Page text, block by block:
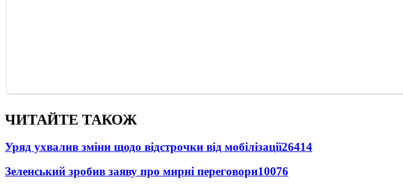
ЧИТАЙТЕ ТАКОЖ
Уряд ухвалив зміни щодо відстрочки від мобілізації26414
Зеленський зробив заяву про мирні переговори10076